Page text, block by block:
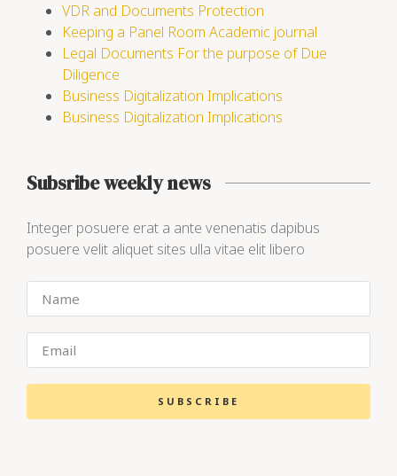
VDR and Documents Protection
Keeping a Panel Room Academic journal
Legal Documents For the purpose of Due
Diligence
Business Digitalization Implications
Business Digitalization Implications
Subsribe weekly news
Integer posuere erat a ante venenatis dapibus
posuere velit aliquet sites ulla vitae elit libero
SUBSCRIBE